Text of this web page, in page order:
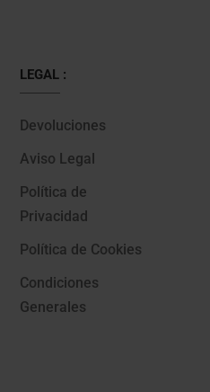
LEGAL :
Devoluciones
Aviso Legal
Política de
Privacidad
Política de Cookies
Condiciones
Generales